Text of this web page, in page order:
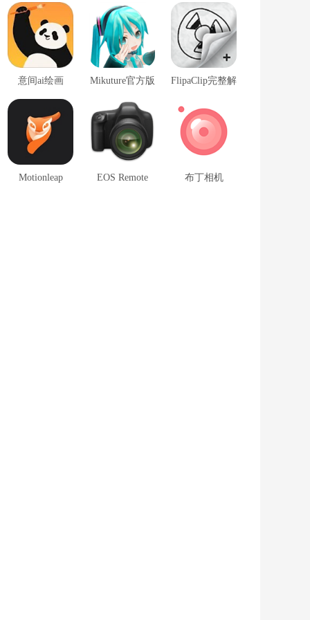
意间ai绘画 Mikuture官方版 FlipaClip完整解锁版
Motionleap EOS Remote 布丁相机